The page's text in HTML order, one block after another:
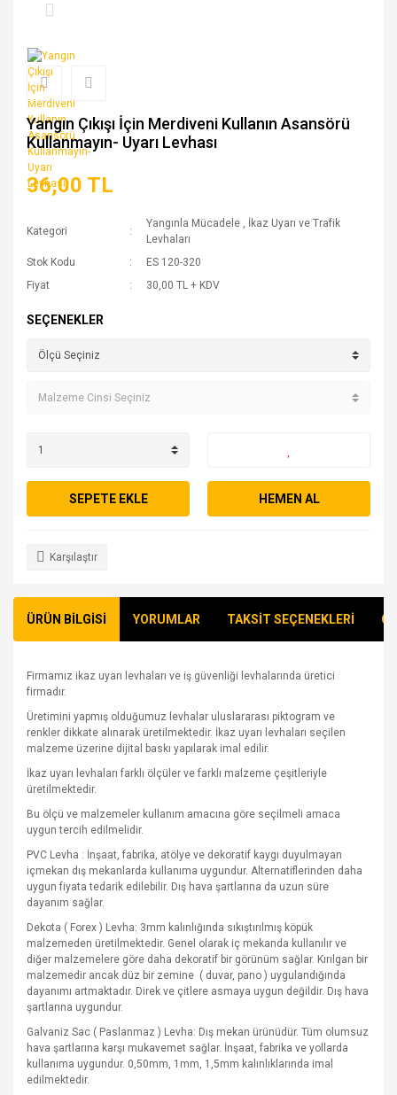
Yangın Çıkışı İçin Merdiveni Kullanın Asansörü
Kullanmayın- Uyarı Levhası
36,00 TL
Kategori
Yangınla Mücadele , İkaz Uyarı ve Trafik
Levhaları
Stok Kodu
ES 120-320
Fiyat
30,00 TL + KDV
SEÇENEKLER
SEPETE EKLE HEMEN AL
Karşılaştır
ÜRÜN BİLGİSİ YORUMLAR TAKSİT SEÇENEKLERİ
Firmamız ikaz uyarı levhaları ve iş güvenliği levhalarında üretici
firmadır.
Üretimini yapmış olduğumuz levhalar uluslararası piktogram ve
renkler dikkate alınarak üretilmektedir. İkaz uyarı levhaları seçilen
malzeme üzerine dijital baskı yapılarak imal edilir.
İkaz uyarı levhaları farklı ölçüler ve farklı malzeme çeşitleriyle
üretilmektedir.
Bu ölçü ve malzemeler kullanım amacına göre seçilmeli amaca
uygun tercih edilmelidir.
PVC Levha : İnşaat, fabrika, atölye ve dekoratif kaygı duyulmayan
içmekan dış mekanlarda kullanıma uygundur. Alternatiflerinden daha
uygun fiyata tedarik edilebilir. Dış hava şartlarına da uzun süre
dayanım sağlar.
Dekota ( Forex ) Levha: 3mm kalınlığında sıkıştırılmış köpük
malzemeden üretilmektedir. Genel olarak iç mekanda kullanılır ve
diğer malzemelere göre daha dekoratif bir görünüm sağlar. Kırılgan bir
malzemedir ancak düz bir zemine ( duvar, pano ) uygulandığında
dayanımı artmaktadır. Direk ve çitlere asmaya uygun değildir. Dış hava
şartlarına uygundur.
Galvaniz Sac ( Paslanmaz ) Levha: Dış mekan ürünüdür. Tüm olumsuz
hava şartlarına karşı mukavemet sağlar. İnşaat, fabrika ve yollarda
kullanıma uygundur. 0,50mm, 1mm, 1,5mm kalınlıklarında imal
edilmektedir.